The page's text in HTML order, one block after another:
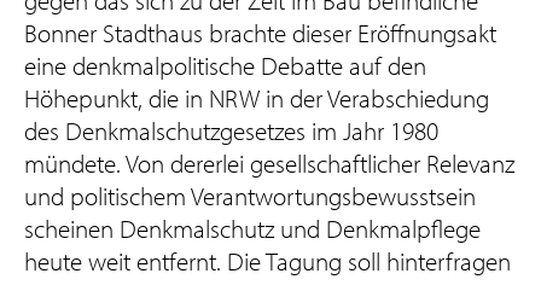
Bonner Stadthaus brachte dieser Eröffnungsakt
eine denkmalpolitische Debatte auf den
Höhepunkt, die in NRW in der Verabschiedung
des Denkmalschutzgesetzes im Jahr 1980
mündete. Von dererlei gesellschaftlicher Relevanz
und politischem Verantwortungsbewusstsein
scheinen Denkmalschutz und Denkmalpflege
heute weit entfernt. Die Tagung soll hinterfragen